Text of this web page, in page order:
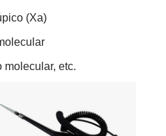
(Xa)
molecular, etc.